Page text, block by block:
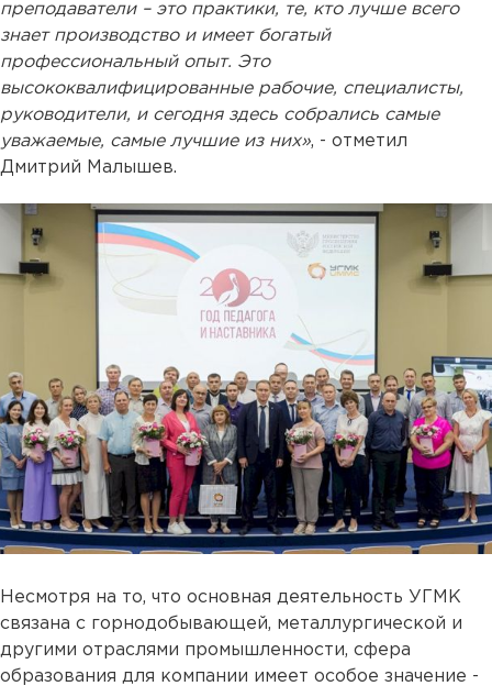
преподаватели – это практики, те, кто лучше всего
знает производство и имеет богатый
профессиональный опыт. Это
высококвалифицированные рабочие, специалисты,
руководители, и сегодня здесь собрались самые
уважаемые, самые лучшие из них», - отметил
Дмитрий Малышев.
Несмотря на то, что основная деятельность УГМК
связана с горнодобывающей, металлургической и
другими отраслями промышленности, сфера
образования для компании имеет особое значение -